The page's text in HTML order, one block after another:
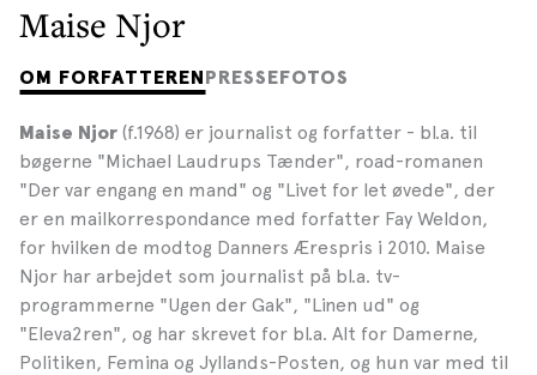
Maise Njor
OM FORFATTERENPRESSEFOTOS
Maise Njor (f.1968) er journalist og forfatter - bl.a. til
bøgerne "Michael Laudrups Tænder", road-romanen
"Der var engang en mand" og "Livet for let øvede", der
er en mailkorrespondance med forfatter Fay Weldon,
for hvilken de modtog Danners Ærespris i 2010. Maise
Njor har arbejdet som journalist på bl.a. tv-
programmerne "Ugen der Gak", "Linen ud" og
"Eleva2ren", og har skrevet for bl.a. Alt for Damerne,
Politiken, Femina og Jyllands-Posten, og hun var med til